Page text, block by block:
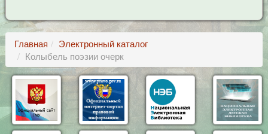
Главная
Электронный каталог
Колыбель поэзии очерк